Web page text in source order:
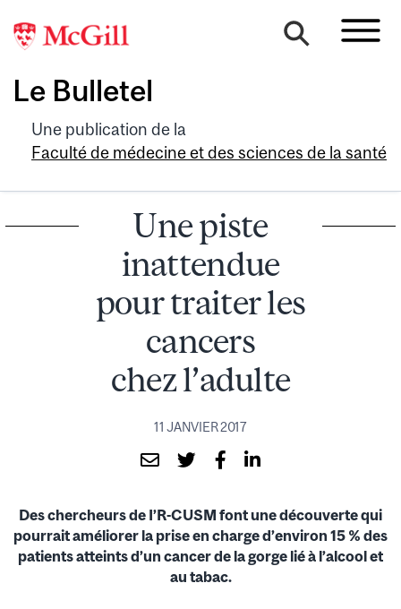
Le Bulletel
Une publication de la
Faculté de médecine et des sciences de la santé
Une piste
inattendue
pour traiter les
cancers
chez l’adulte
11 JANVIER 2017
Des chercheurs de I’R-CUSM font une découverte qui
pourrait améliorer la prise en charge d’environ 15 % des
patients atteints d’un cancer de la gorge lié à l’alcool et
au tabac.